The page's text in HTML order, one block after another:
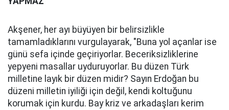
Akşener, her ayı büyüyen bir belirsizlikle
tamamladıklarını vurgulayarak, "Buna yol açanlar ise
günü sefa içinde geçiriyorlar. Beceriksizliklerine
yepyeni masallar uyduruyorlar. Bu düzen Türk
milletine layık bir düzen midir? Sayın Erdoğan bu
düzeni milletin iyiliği için değil, kendi koltuğunu
korumak için kurdu. Bay kriz ve arkadaşları kerim